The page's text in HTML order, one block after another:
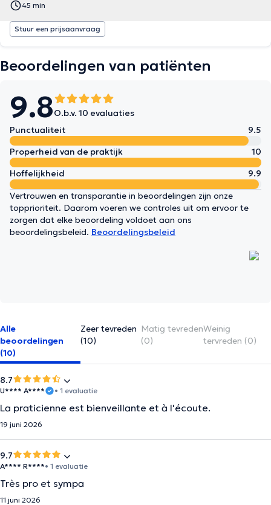
45 min
Stuur een prijsaanvraag
Beoordelingen van patiënten
9.8O.b.v. 10 evaluaties
Punctualiteit
9.5
Properheid van de praktijk
10
Hoffelijkheid
9.9
Vertrouwen en transparantie in beoordelingen zijn onze
topprioriteit. Daarom voeren we controles uit om ervoor te
zorgen dat elke beoordeling voldoet aan ons
beoordelingsbeleid. Beoordelingsbeleid
Alle
beoordelingen
(10)
Zeer tevreden
(10)
Matig tevreden
(0)
Weinig
tervreden (0)
8.7
U**** A**** • 1 evaluatie
La praticienne est bienveillante et à l'écoute.
19 juni 2026
9.7
A**** R****• 1 evaluatie
Très pro et sympa
11 juni 2026